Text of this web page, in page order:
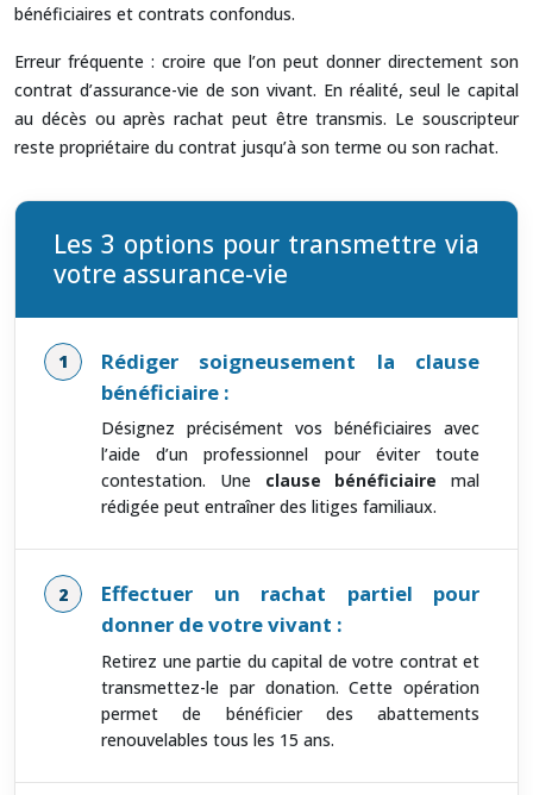
bénéficiaires et contrats confondus.
Erreur fréquente : croire que l’on peut donner directement son
contrat d’assurance-vie de son vivant. En réalité, seul le capital
au décès ou après rachat peut être transmis. Le souscripteur
reste propriétaire du contrat jusqu’à son terme ou son rachat.
Les 3 options pour transmettre via
votre assurance-vie
Rédiger soigneusement la clause
bénéficiaire :
Désignez précisément vos bénéficiaires avec
l’aide d’un professionnel pour éviter toute
contestation. Une clause bénéficiaire mal
rédigée peut entraîner des litiges familiaux.
Effectuer un rachat partiel pour
donner de votre vivant :
Retirez une partie du capital de votre contrat et
transmettez-le par donation. Cette opération
permet de bénéficier des abattements
renouvelables tous les 15 ans.